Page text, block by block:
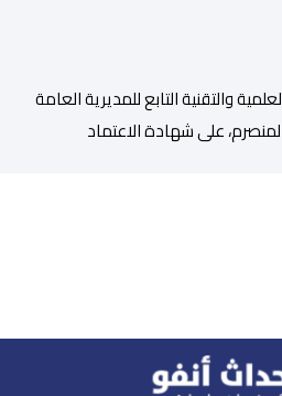
والتقنية التابع للمديرية العامة
على شهادة الاعتماد